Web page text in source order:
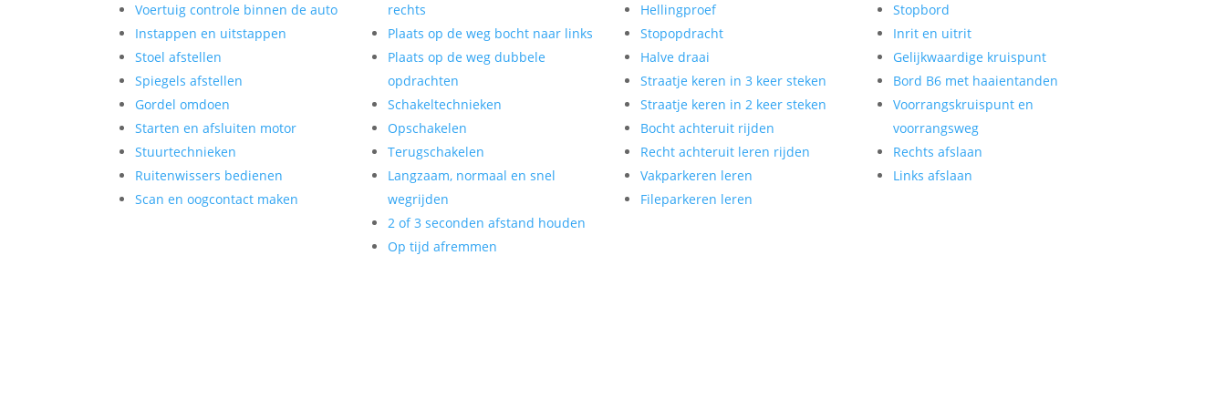
Voertuig controle binnen de auto
Instappen en uitstappen
Stoel afstellen
Spiegels afstellen
Gordel omdoen
Starten en afsluiten motor
Stuurtechnieken
Ruitenwissers bedienen
Scan en oogcontact maken
rechts
Plaats op de weg bocht naar links
Plaats op de weg dubbele
opdrachten
Schakeltechnieken
Opschakelen
Terugschakelen
Langzaam, normaal en snel
wegrijden
2 of 3 seconden afstand houden
Op tijd afremmen
Hellingproef
Stopopdracht
Halve draai
Straatje keren in 3 keer steken
Straatje keren in 2 keer steken
Bocht achteruit rijden
Recht achteruit leren rijden
Vakparkeren leren
Fileparkeren leren
Stopbord
Inrit en uitrit
Gelijkwaardige kruispunt
Bord B6 met haaientanden
Voorrangskruispunt en
voorrangsweg
Rechts afslaan
Links afslaan